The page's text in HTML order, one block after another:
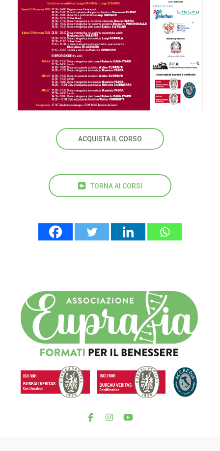
ACQUISTA IL CORSO
TORNA AI CORSI